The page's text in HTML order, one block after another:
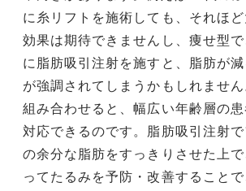
に糸リフトを施術しても、それほ
効果は期待できませんし、痩せ型
に脂肪吸引注射を施すと、脂肪が
が強調されてしまうかもしれませ
組み合わせると、幅広い年齢層の
対応できるのです。脂肪吸引注射
の余分な脂肪をすっきりさせた上
ってたるみを予防・改善すること